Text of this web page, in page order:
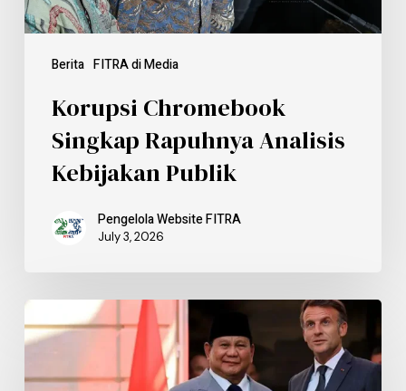
Berita FITRA di Media
Korupsi Chromebook
Singkap Rapuhnya Analisis
Kebijakan Publik
Pengelola Website FITRA
July 3, 2026